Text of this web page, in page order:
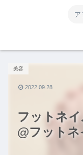
ア
フットネ
@フット
美容
2022.09.28